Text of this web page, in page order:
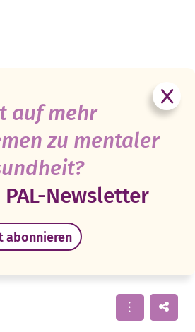
auf mehr
zu mentaler
PAL-Newsletter
abonnieren